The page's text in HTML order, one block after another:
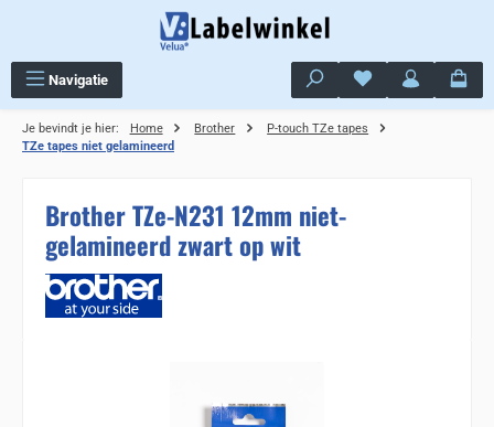
Navigatie Je hebt 0 items op
Je bevindt je hier: Home Brother
P-touch TZe tapes
TZe tapes niet gelamineerd
Brother TZe-N231 12mm niet-
gelamineerd zwart op wit